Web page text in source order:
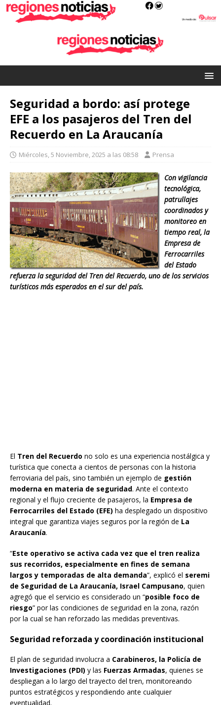
Seguridad a bordo: así protege
EFE a los pasajeros del Tren del
Recuerdo en La Araucanía
Miércoles, 5 Noviembre, 2025 a las 08:58 Prensa
Con vigilancia
tecnológica,
patrullajes
coordinados y
monitoreo en
tiempo real, la
Empresa de
Ferrocarriles
del Estado
refuerza la seguridad del Tren del Recuerdo, uno de los servicios
turísticos más esperados en el sur del país.
El Tren del Recuerdo no solo es una experiencia nostálgica y
turística que conecta a cientos de personas con la historia
ferroviaria del país, sino también un ejemplo de gestión
moderna en materia de seguridad. Ante el contexto
regional y el flujo creciente de pasajeros, la Empresa de
Ferrocarriles del Estado (EFE) ha desplegado un dispositivo
integral que garantiza viajes seguros por la región de La
Araucanía.
“Este operativo se activa cada vez que el tren realiza
sus recorridos, especialmente en fines de semana
largos y temporadas de alta demanda”, explicó el seremi
de Seguridad de La Araucanía, Israel Campusano, quien
agregó que el servicio es considerado un “posible foco de
riesgo” por las condiciones de seguridad en la zona, razón
por la cual se han reforzado las medidas preventivas.
Seguridad reforzada y coordinación institucional
El plan de seguridad involucra a Carabineros, la Policía de
Investigaciones (PDI) y las Fuerzas Armadas, quienes se
despliegan a lo largo del trayecto del tren, monitoreando
puntos estratégicos y respondiendo ante cualquier
eventualidad.